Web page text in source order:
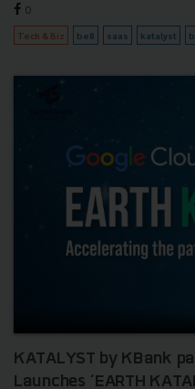
0
Tech & Biz be8 saas katalyst
KATALYST by KBank
Launches ‘EARTH